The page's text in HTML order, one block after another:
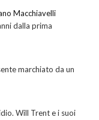
Macchiavelli
dalla prima
marchiato da un
Will Trent e i suoi